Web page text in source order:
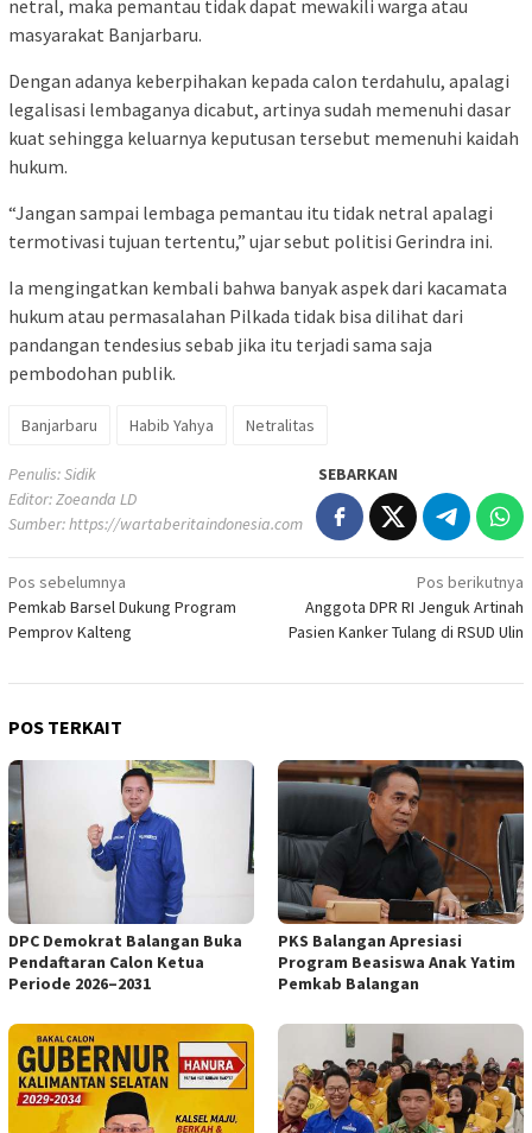
netral, maka pemantau tidak dapat mewakili warga atau
masyarakat Banjarbaru.
Dengan adanya keberpihakan kepada calon terdahulu, apalagi
legalisasi lembaganya dicabut, artinya sudah memenuhi dasar
kuat sehingga keluarnya keputusan tersebut memenuhi kaidah
hukum.
“Jangan sampai lembaga pemantau itu tidak netral apalagi
termotivasi tujuan tertentu,” ujar sebut politisi Gerindra ini.
Ia mengingatkan kembali bahwa banyak aspek dari kacamata
hukum atau permasalahan Pilkada tidak bisa dilihat dari
pandangan tendesius sebab jika itu terjadi sama saja
pembodohan publik.
Banjarbaru Habib Yahya Netralitas
Penulis: Sidik
Editor: Zoeanda LD
Sumber:https://wartaberitaindonesia.com
SEBARKAN
Navigasi
pos
Pos sebelumnya
Pemkab Barsel Dukung Program
Pemprov Kalteng
Pos berikutnya
Anggota DPR RI Jenguk Artinah
Pasien Kanker Tulang di RSUD Ulin
POS TERKAIT
DPC Demokrat Balangan Buka
Pendaftaran Calon Ketua
Periode 2026–2031
PKS Balangan Apresiasi
Program Beasiswa Anak Yatim
Pemkab Balangan